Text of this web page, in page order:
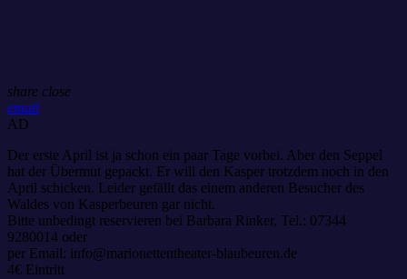
share close
email
AD
Der erste April ist ja schon ein paar Tage vorbei. Aber den Seppel
hat der Übermut gepackt. Er will den Kasper trotzdem noch in den
April schicken. Leider gefällt das einem anderen Besucher des
Waldes von Kasperbeuren gar nicht.
Bitte unbedingt reservieren bei Barbara Rinker, Tel.: 07344
9280014 oder
per Email: info@marionettentheater-blaubeuren.de
4€ Eintritt